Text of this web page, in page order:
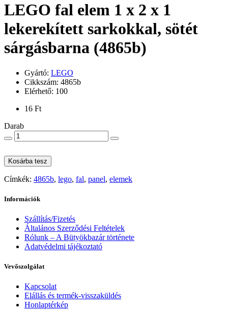
LEGO fal elem 1 x 2 x 1
lekerekített sarkokkal, sötét
sárgásbarna (4865b)
Gyártó: LEGO
Cikkszám: 4865b
Elérhető: 100
16 Ft
Darab
Kosárba tesz
Címkék: 4865b, lego, fal, panel, elemek
Információk
Szállítás/Fizetés
Általános Szerződési Feltételek
Rólunk – A Bütyökbazár története
Adatvédelmi tájékoztató
Vevőszolgálat
Kapcsolat
Elállás és termék-visszaküldés
Honlaptérkép